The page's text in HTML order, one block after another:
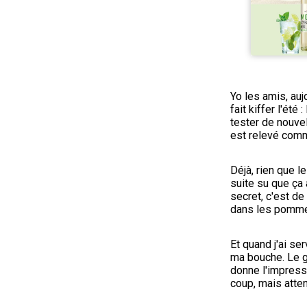
Yo les amis,
fait kiffer l'été :
tester de
est relevé
Déjà, rien que
suite su que ça
secret, c'est
dans les
Et quand j'ai
ma bouche. Le
donne
coup, mais